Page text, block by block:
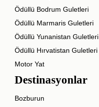
Ödüllü Bodrum Guletleri
Ödüllü Marmaris Guletleri
Ödüllü Yunanistan Guletleri
Ödüllü Hırvatistan Guletleri
Motor Yat
Destinasyonlar
Bozburun